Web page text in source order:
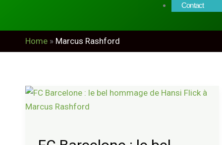
Contact
Home » Marcus Rashford
FC
Barcelone